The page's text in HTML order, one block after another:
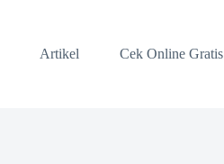
Artikel Cek Online Gratis